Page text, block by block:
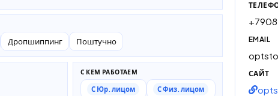
Дропшиппинг Поштучно
С КЕМ РАБОТАЕМ
С Юр. лицом С Физ. лицом
EMAIL
САЙТ